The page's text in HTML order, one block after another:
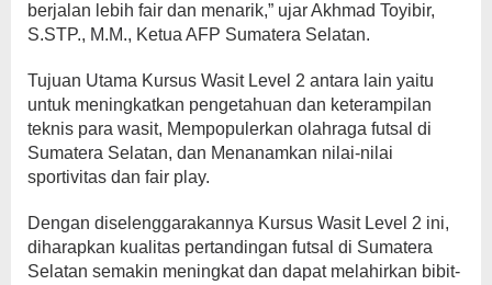
berjalan lebih fair dan menarik,” ujar Akhmad Toyibir,
S.STP., M.M., Ketua AFP Sumatera Selatan.
Tujuan Utama Kursus Wasit Level 2 antara lain yaitu
untuk meningkatkan pengetahuan dan keterampilan
teknis para wasit, Mempopulerkan olahraga futsal di
Sumatera Selatan, dan Menanamkan nilai-nilai
sportivitas dan fair play.
Dengan diselenggarakannya Kursus Wasit Level 2 ini,
diharapkan kualitas pertandingan futsal di Sumatera
Selatan semakin meningkat dan dapat melahirkan bibit-